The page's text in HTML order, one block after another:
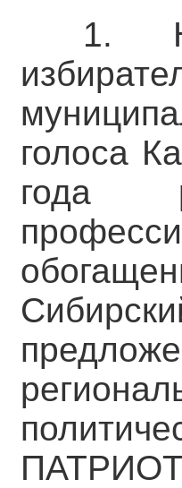
1.
голоса
года